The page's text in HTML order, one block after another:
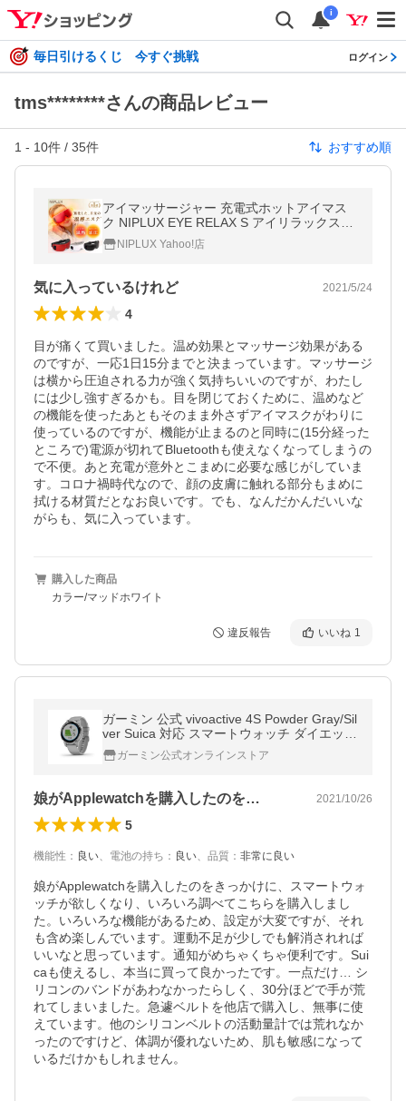
i
毎日引けるくじ 今すぐ挑戦 ログイン
tms********さんの商品レビュー
1 - 10件 / 35件 おすすめ順
アイマッサージャー 充電式ホットアイマス
ク NIPLUX EYE RELAX S アイリラックスエ
ス アイケア 目元美顔器 マッサージ器 温熱
加圧 揉み 父の日 プレゼント
NIPLUX Yahoo!店
気に入っているけれど 2021/5/24
4
目が痛くて買いました。温め効果とマッサージ効果がある
のですが、一応1日15分までと決まっています。マッサージ
は横から圧迫される力が強く気持ちいいのですが、わたし
には少し強すぎるかも。目を閉じておくために、温めなど
の機能を使ったあともそのまま外さずアイマスクがわりに
使っているのですが、機能が止まるのと同時に(15分経った
ところで)電源が切れてBluetoothも使えなくなってしまうの
で不便。あと充電が意外とこまめに必要な感じがしていま
す。コロナ禍時代なので、顔の皮膚に触れる部分もまめに
拭ける材質だとなお良いです。でも、なんだかんだいいな
がらも、気に入っています。
購入した商品
カラー/マッドホワイト
違反報告 いいね 1
ガーミン 公式 vivoactive 4S Powder Gray/Sil
ver Suica 対応 スマートウォッチ ダイエット
器具 日本正規品 メーカー公式
ガーミン公式オンラインストア
娘がApplewatchを購入したのを… 2021/10/26
5
機能性 ： 良い、 電池の持ち ： 良い、 品質 ： 非常に良い
娘がApplewatchを購入したのをきっかけに、スマートウォ
ッチが欲しくなり、いろいろ調べてこちらを購入しまし
た。いろいろな機能があるため、設定が大変ですが、それ
も含め楽しんでいます。運動不足が少しでも解消されれば
いいなと思っています。通知がめちゃくちゃ便利です。Sui
caも使えるし、本当に買って良かったです。一点だけ… シ
リコンのバンドがあわなかったらしく、30分ほどで手が荒
れてしまいました。急遽ベルトを他店で購入し、無事に使
えています。他のシリコンベルトの活動量計では荒れなか
ったのですけど、体調が優れないため、肌も敏感になって
いるだけかもしれません。